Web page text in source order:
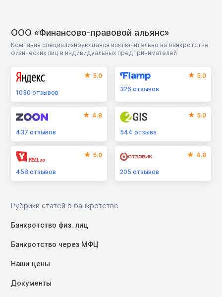
ООО «Финансово-правовой альянс»
Компания специализирующаяся исключительно на банкротстве
физических лиц и индивидуальных предпринимателей
5.0
1030 отзывов
5.0
326отзывов
4.8
437 отзывов
5.0
544отзыва
5.0
458 отзывов
4.8
205отзывов
Рубрики статей о банкротстве
Банкротство физ. лиц
Банкротство через МФЦ
Наши цены
Документы